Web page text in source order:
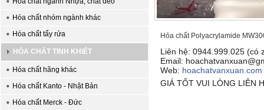
Hóa chất nhóm ngành khác
Hóa chất tẩy rửa
HÓA CHẤT TINH KHIẾT
Hóa chất hãng khác
Hóa chất Kanto - Nhật Bản
Hóa chất Merck - Đức
Hóa chất Polyacrylamide
Liên hệ: 0944.999.025 (có
Email:
Web: hoachatvanxuan.com
GIÁ TỐT VUI LÒNG LIÊN